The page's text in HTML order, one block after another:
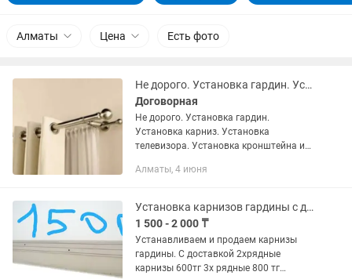
Алматы Цена Есть фото
Не дорого. Установка гардин. Установка карниз
Договорная
Не дорого. Установка гардин.
Установка карниз. Установка
телевизора. Установка кронштейна и
Установка, навеска гардин, карнизов,
телевизоров...
Алматы, 4 июня
Установка карнизов гардины с доставкой недорого
1 500 - 2 000 ₸
Устанавливаем и продаем карнизы
гардины. С доставкой 2хрядные
карнизы 600тг 3х рядные 800 тг